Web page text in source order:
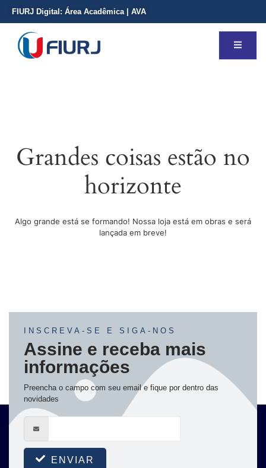
FIURJ Digital: Área Acadêmica AVA
Grandes coisas estão no
horizonte
Algo grande está se formando! Nossa loja está em obras e será
lançada em breve!
INSCREVA-SE E SIGA-NOS
Assine e receba mais
informações
Preencha o campo com seu email e fique por dentro das
novidades
ENVIAR